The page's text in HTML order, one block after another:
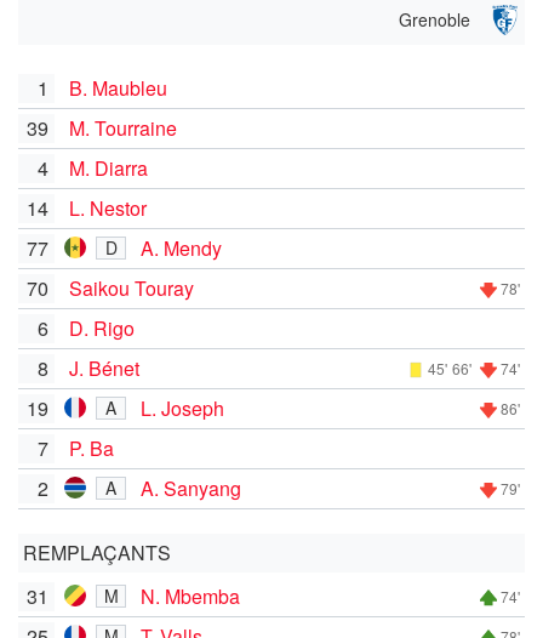
Grenoble
1
B. Maubleu
39
M. Tourraine
4
M. Diarra
14
L. Nestor
77
D
A. Mendy
70
Saikou Touray 78'
6
D. Rigo
8
J. Bénet 45' 66' 74'
19 A L. Joseph 86'
7
P. Ba
2
A A. Sanyang 79'
REMPLAÇANTS
31
M N. Mbemba 74'